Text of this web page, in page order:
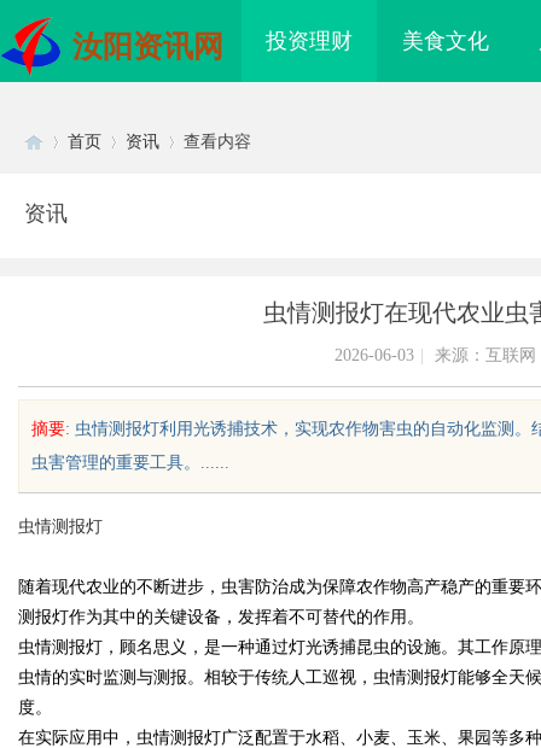
汝阳资讯网 投资理财 美食文化
uz
首页 资讯 查看内容
资讯
虫情测报灯在现代农业虫
2026-06-03 来源：互联网
摘要: 虫情测报灯利用光诱捕技术，实现农作物害虫的自动化监测
虫害管理的重要工具。......
虫情测报灯
随着现代农业的不断进步，虫害防治成为保障农作物高产稳产的重要
测报灯作为其中的关键设备，发挥着不可替代的作用。
虫情测报灯，顾名思义，是一种通过灯光诱捕昆虫的设施。其工作原
虫情的实时监测与测报。相较于传统人工巡视，虫情测报灯能够全天
度。
在实际应用中，虫情测报灯广泛配置于水稻、小麦、玉米、果园等多
看电影的多种途径